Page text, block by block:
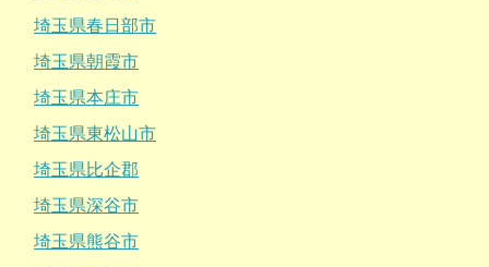
埼玉県春日部市
埼玉県朝霞市
埼玉県本庄市
埼玉県東松山市
埼玉県比企郡
埼玉県深谷市
埼玉県熊谷市